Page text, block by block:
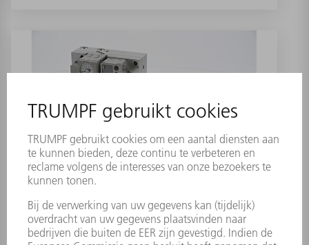
Ventielblok
Materiaalnummer:1993904